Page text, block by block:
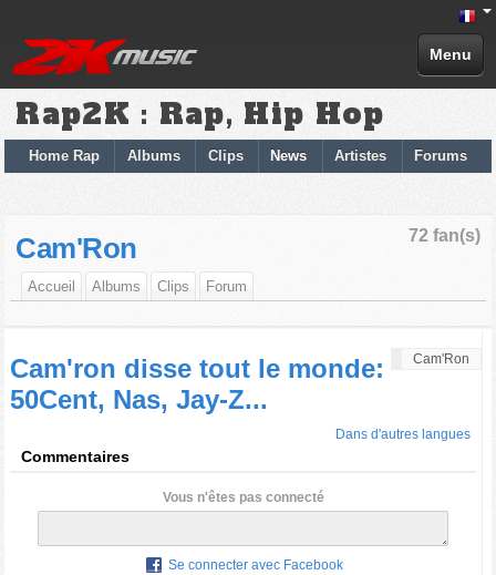
Menu
Rap2K : Rap, Hip Hop
Home Rap Albums Clips News Artistes Forums
72 fan(s)
Cam'Ron
Accueil Albums Clips Forum
Cam'Ron
Cam'ron disse tout le monde:
50Cent, Nas, Jay-Z...
Dans d'autres langues
Commentaires
Vous n'êtes pas connecté
Se connecter avec Facebook